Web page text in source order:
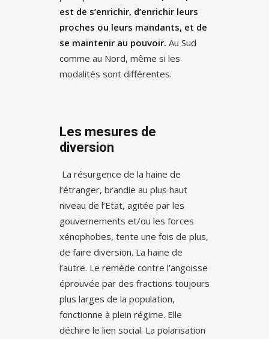
est de s’enrichir, d’enrichir leurs
proches ou leurs mandants, et de
se maintenir au pouvoir. Au Sud
comme au Nord, même si les
modalités sont différentes.
Les mesures de
diversion
La résurgence de la haine de
l’étranger, brandie au plus haut
niveau de l’Etat, agitée par les
gouvernements et/ou les forces
xénophobes, tente une fois de plus,
de faire diversion. La haine de
l’autre. Le remède contre l’angoisse
éprouvée par des fractions toujours
plus larges de la population,
fonctionne à plein régime. Elle
déchire le lien social. La polarisation